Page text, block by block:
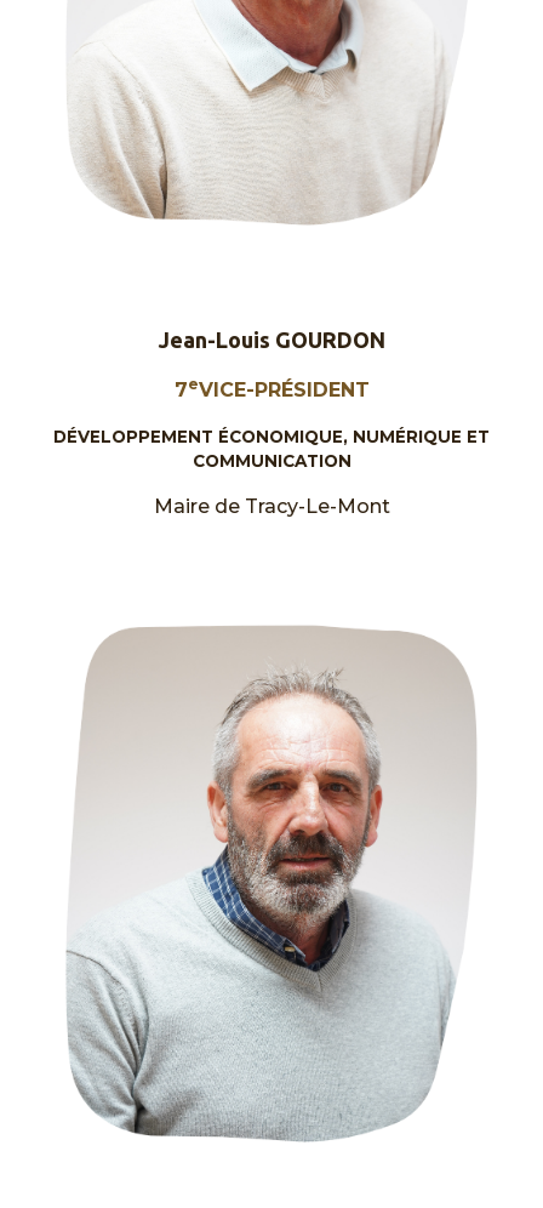
Jean-Louis GOURDON
7eVICE-PRÉSIDENT
DÉVELOPPEMENT ÉCONOMIQUE, NUMÉRIQUE ET
COMMUNICATION
Maire de Tracy-Le-Mont